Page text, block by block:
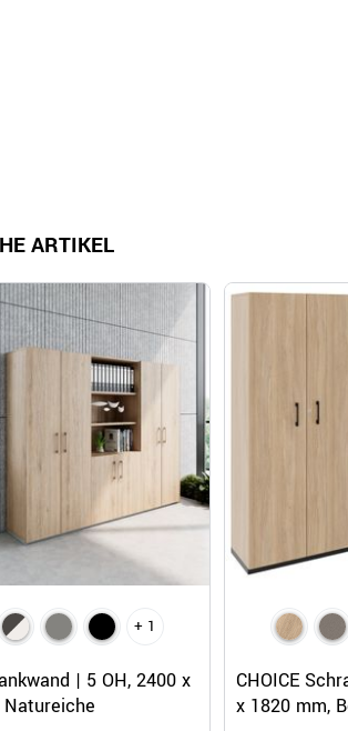
ARTIKEL
+ 1
| 5 OH, 2400 x
Natureiche
CHOICE
x 1820 mm,